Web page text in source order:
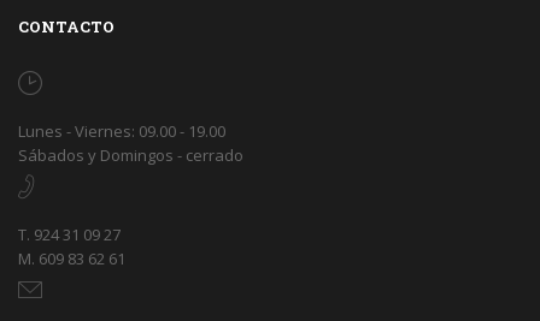
CONTACTO
Lunes - Viernes: 09.00 - 19.00
Sábados y Domingos - cerrado
T. 924 31 09 27
M. 609 83 62 61